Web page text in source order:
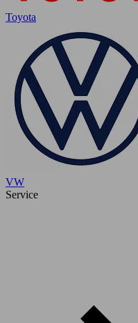
Toyota
VW
Service